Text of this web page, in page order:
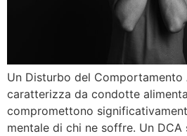
Un Disturbo del Comportamento
caratterizza da condotte
compromettono
mentale di chi ne soffre. Un DCA